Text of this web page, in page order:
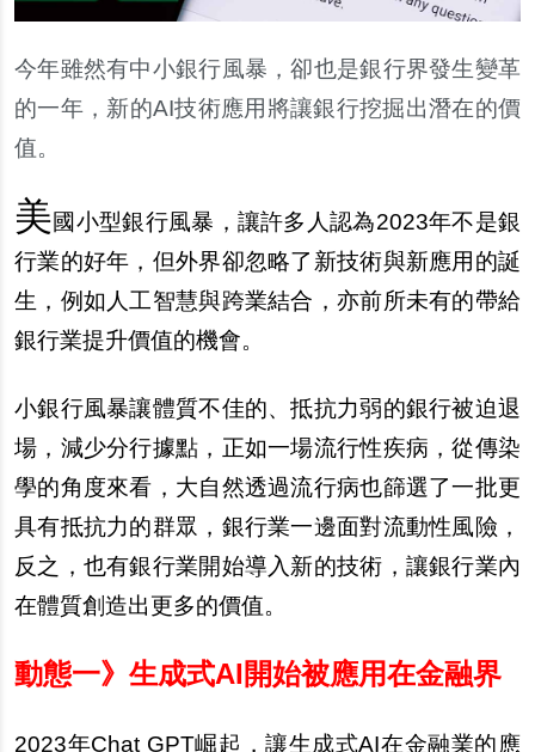
今年雖然有中小銀行風暴，卻也是銀行界發生變革
的一年，新的AI技術應用將讓銀行挖掘出潛在的價
值。
美國小型銀行風暴，讓許多人認為2023年不是銀
行業的好年，但外界卻忽略了新技術與新應用的誕
生，例如人工智慧與跨業結合，亦前所未有的帶給
銀行業提升價值的機會。
小銀行風暴讓體質不佳的、抵抗力弱的銀行被迫退
場，減少分行據點，正如一場流行性疾病，從傳染
學的角度來看，大自然透過流行病也篩選了一批更
具有抵抗力的群眾，銀行業一邊面對流動性風險，
反之，也有銀行業開始導入新的技術，讓銀行業內
在體質創造出更多的價值。
動態一》生成式AI開始被應用在金融界
2023年Chat GPT崛起，讓生成式AI在金融業的應